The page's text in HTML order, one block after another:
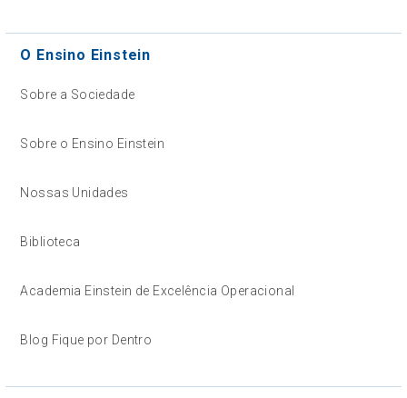
O Ensino Einstein
Sobre a Sociedade
Sobre o Ensino Einstein
Nossas Unidades
Biblioteca
Academia Einstein de Excelência Operacional
Blog Fique por Dentro